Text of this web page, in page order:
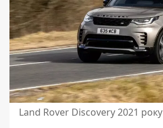
Land Rover Discovery 2021 року